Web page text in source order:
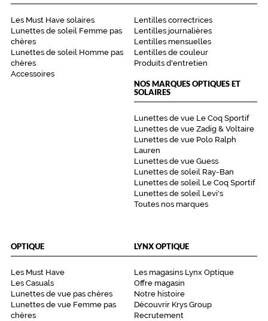
Les Must Have solaires
Lunettes de soleil Femme pas
chères
Lunettes de soleil Homme pas
chères
Accessoires
Lentilles correctrices
Lentilles journalières
Lentilles mensuelles
Lentilles de couleur
Produits d'entretien
NOS MARQUES OPTIQUES ET
SOLAIRES
Lunettes de vue Le Coq Sportif
Lunettes de vue Zadig & Voltaire
Lunettes de vue Polo Ralph
Lauren
Lunettes de vue Guess
Lunettes de soleil Ray-Ban
Lunettes de soleil Le Coq Sportif
Lunettes de soleil Levi's
Toutes nos marques
OPTIQUE
Les Must Have
Les Casuals
Lunettes de vue pas chères
Lunettes de vue Femme pas
chères
LYNX OPTIQUE
Les magasins Lynx Optique
Offre magasin
Notre histoire
Découvrir Krys Group
Recrutement